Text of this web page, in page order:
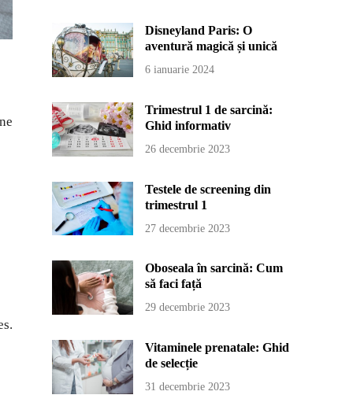
Disneyland Paris: O
aventură magică și unică
6 ianuarie 2024
Trimestrul 1 de sarcină:
Ghid informativ
26 decembrie 2023
Testele de screening din
trimestrul 1
27 decembrie 2023
Oboseala în sarcină: Cum
să faci față
29 decembrie 2023
Vitaminele prenatale: Ghid
de selecție
31 decembrie 2023